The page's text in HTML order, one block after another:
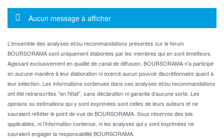
Message d'information
Aucun message à afficher
L'ensemble des analyses et/ou recommandations présentes sur le forum
BOURSORAMA sont uniquement élaborées par les membres qui en sont émetteurs.
Agissant exclusivement en qualité de canal de diffusion, BOURSORAMA n'a participé
en aucune manière à leur élaboration ni exercé aucun pouvoir discrétionnaire quant à
leur sélection. Les informations contenues dans ces analyses et/ou recommandations
ont été retranscrites "en l'état", sans déclaration ni garantie d'aucune sorte. Les
opinions ou estimations qui y sont exprimées sont celles de leurs auteurs et ne
sauraient refléter le point de vue de BOURSORAMA. Sous réserves des lois
applicables, ni l'information contenue, ni les analyses qui y sont exprimées ne
sauraient engager la responsabilité BOURSORAMA.